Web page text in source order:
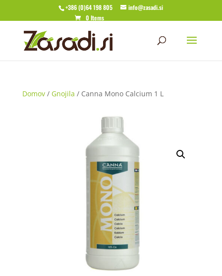
+386 (0)64 198 805
info@zasadi.si
0 Items
Domov/ Gnojila / Canna Mono Calcium 1 L